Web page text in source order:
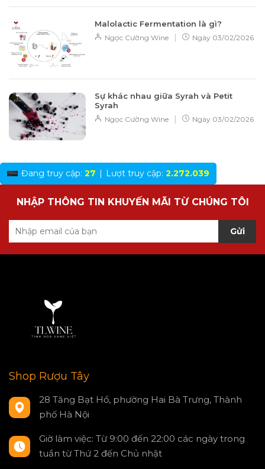
hương...
Malolactic Fermentation là gì?
Ngọc Cường Wine | Ngày 03/02/2026
Sự khác nhau giữa Syrah và Petit
Syrah
Ngọc Cường Wine | Ngày 03/02/2026
Đang truy cập: 27 | Lượt truy cập: 2.272.039
NHẬP THÔNG TIN KHUYẾN MÃI TỪ CHÚNG TÔI
Gửi
Shop Rượu Tây
28 Tăng Bạt Hổ, phường Hai Bà Trưng, Thành
phố Hà Nội
Giờ làm việc: Từ 9:00 đến 22:00 các ngày trong
tuần từ Thứ 2 đến Chủ nhật